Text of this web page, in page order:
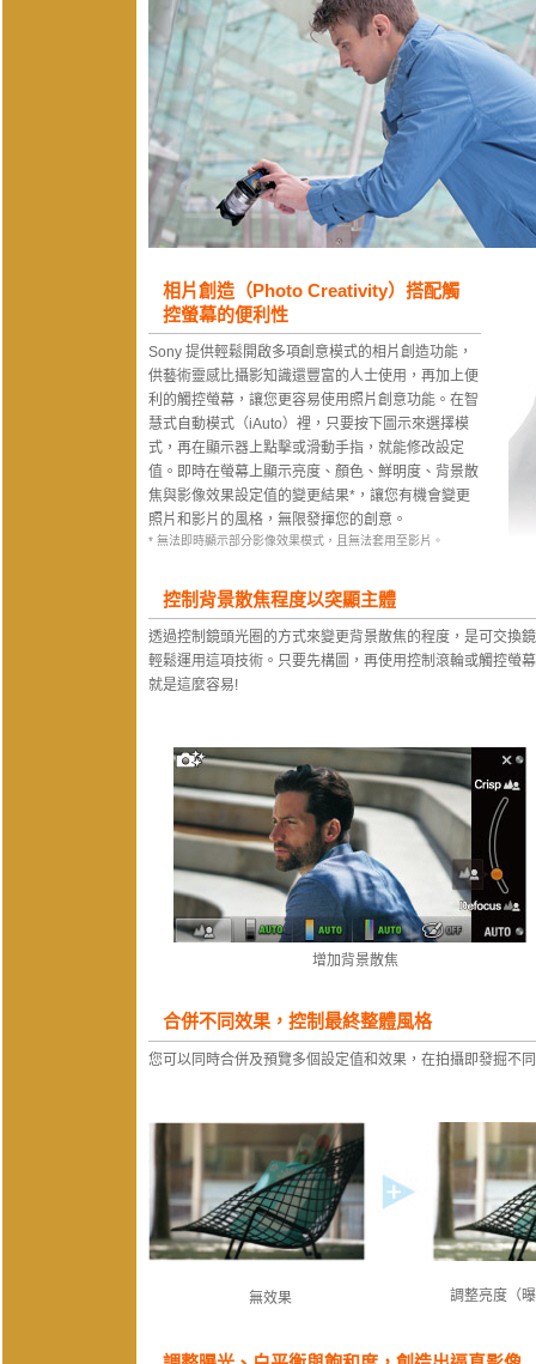
相片創造（Photo Creativity）搭配觸
控螢幕的便利性
Sony 提供輕鬆開啟多項創意模式的相片創造功能，
供藝術靈感比攝影知識還豐富的人士使用，再加上便
利的觸控螢幕，讓您更容易使用照片創意功能。在智
慧式自動模式（iAuto）裡，只要按下圖示來選擇模
式，再在顯示器上點擊或滑動手指，就能修改設定
值。即時在螢幕上顯示亮度、顏色、鮮明度、背景散
焦與影像效果設定值的變更結果*，讓您有機會變更
照片和影片的風格，無限發揮您的創意。
* 無法即時顯示部分影像效果模式，且無法套用至影片。
控制背景散焦程度以突顯主體
透過控制鏡頭光圈的方式來變更背景散焦的程度，是可交換
輕鬆運用這項技術。只要先構圖，再使用控制滾輪或觸控螢
就是這麼容易!
增加背景散焦
合併不同效果，控制最終整體風格
您可以同時合併及預覽多個設定值和效果，在拍攝即發掘不
無效果 調整亮度（